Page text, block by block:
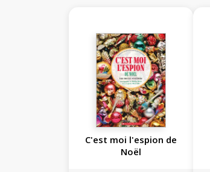
C'est moi l'espion de
Noël